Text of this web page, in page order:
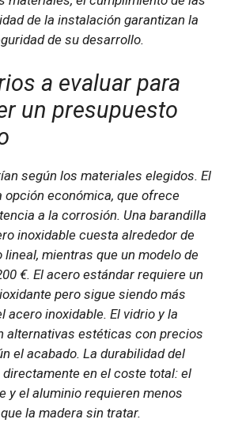
de la instalación garantizan la
de su desarrollo.
a evaluar para
un presupuesto
según los materiales elegidos. El
opción económica, que ofrece
a la corrosión. Una barandilla
inoxidable cuesta alrededor de
lineal, mientras que un modelo de
€. El acero estándar requiere un
pero sigue siendo más
acero inoxidable. El vidrio y la
alternativas estéticas con precios
el acabado. La durabilidad del
en el coste total: el
y el aluminio requieren menos
la madera sin tratar.